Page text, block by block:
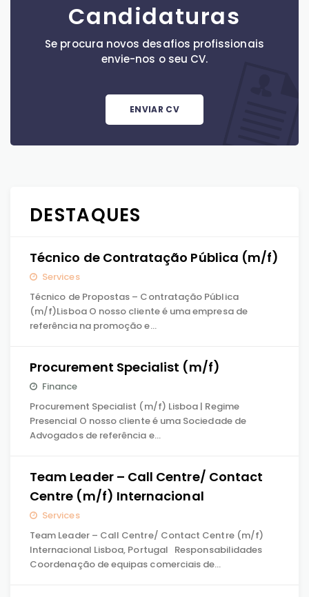
Candidaturas
Se procura novos desafios profissionais
envie-nos o seu CV.
ENVIAR CV
DESTAQUES
Técnico de Contratação Pública (m/f)
Services
Técnico de Propostas – Contratação Pública
(m/f)Lisboa O nosso cliente é uma empresa de
referência na promoção e…
Procurement Specialist (m/f)
Finance
Procurement Specialist (m/f) Lisboa | Regime
Presencial O nosso cliente é uma Sociedade de
Advogados de referência e…
Team Leader – Call Centre/ Contact
Centre (m/f) Internacional
Services
Team Leader – Call Centre/ Contact Centre (m/f)
Internacional Lisboa, Portugal Responsabilidades
Coordenação de equipas comerciais de…